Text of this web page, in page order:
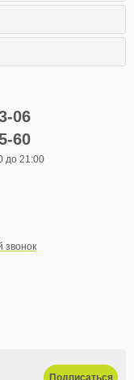
06
60
до 21:00
звонок
Подписаться